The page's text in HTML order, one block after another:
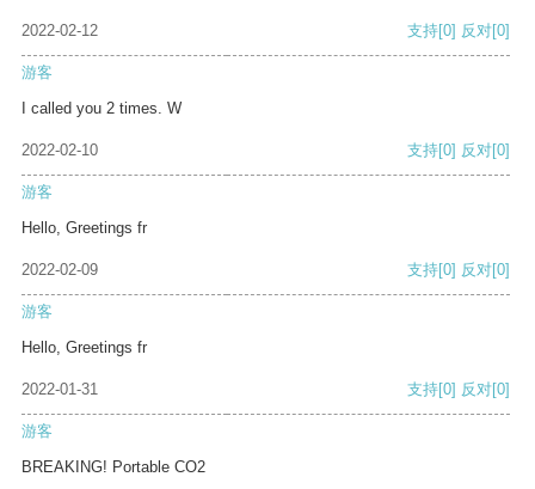
2022-02-12 支持[0] 反对[0]
游客
I called you 2 times. W
2022-02-10 支持[0] 反对[0]
游客
Hello, Greetings fr
2022-02-09 支持[0] 反对[0]
游客
Hello, Greetings fr
2022-01-31 支持[0] 反对[0]
游客
BREAKING! Portable CO2